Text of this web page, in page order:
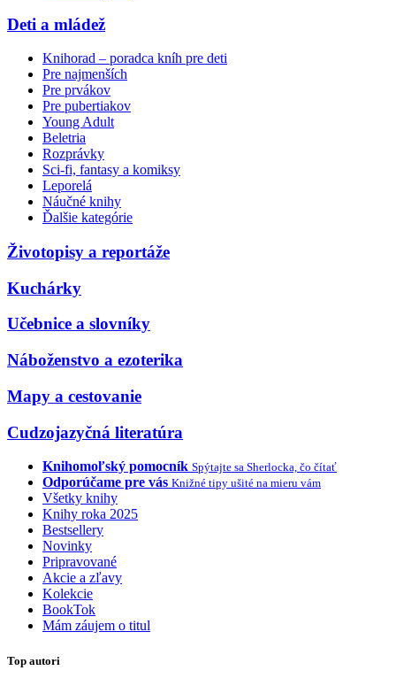
Deti a mládež
Knihorad – poradca kníh pre deti
Pre najmenších
Pre prvákov
Pre pubertiakov
Young Adult
Beletria
Rozprávky
Sci-fi, fantasy a komiksy
Leporelá
Náučné knihy
Ďalšie kategórie
Životopisy a reportáže
Kuchárky
Učebnice a slovníky
Náboženstvo a ezoterika
Mapy a cestovanie
Cudzojazyčná literatúra
Knihomoľský pomocník Spýtajte sa Sherlocka, čo čítať
Odporúčame pre vás Knižné tipy ušité na mieru vám
Všetky knihy
Knihy roka 2025
Bestsellery
Novinky
Pripravované
Akcie a zľavy
Kolekcie
BookTok
Mám záujem o titul
Top autori